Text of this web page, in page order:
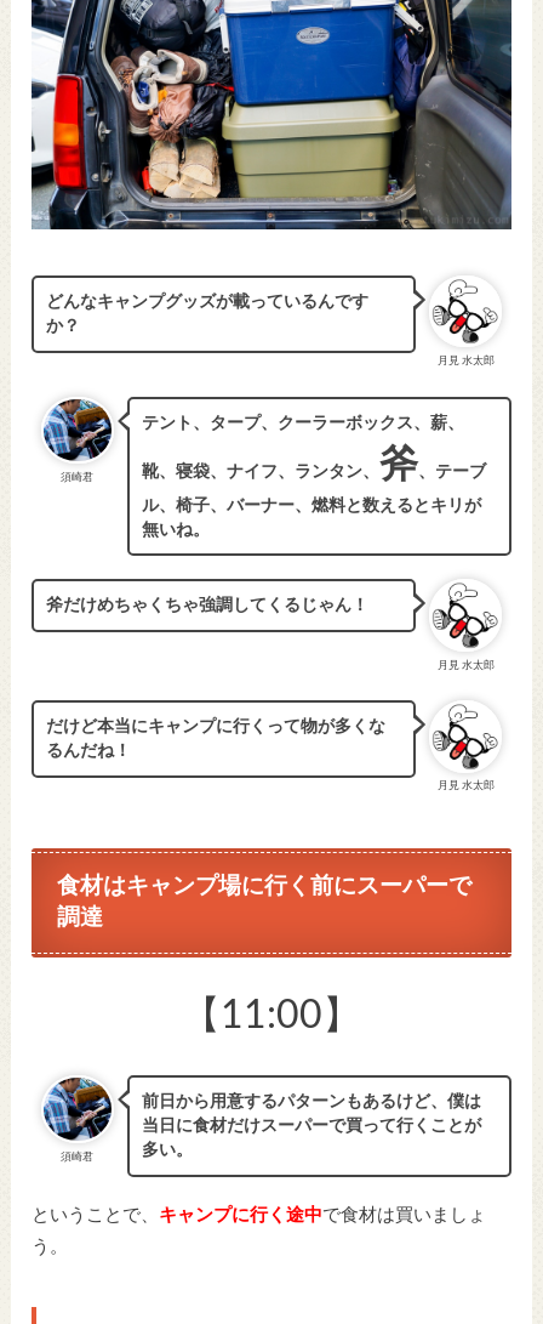
月見 水太郎
どんなキャンプグッズが載っているんです
か？
須崎君
テント、タープ、クーラーボックス、薪、
靴、寝袋、ナイフ、ランタン、 斧、テーブ
ル、椅子、バーナー、燃料と数えるとキリが
無いね。
月見 水太郎
斧だけめちゃくちゃ強調してくるじゃん！
月見 水太郎
だけど本当にキャンプに行くって物が多くな
るんだね！
食材はキャンプ場に行く前にスーパーで
調達
【11:00】
須崎君
前日から用意するパターンもあるけど、僕は
当日に食材だけスーパーで買って行くことが
多い。
ということで、 キャンプに行く途中で食材は買いましょ
う。